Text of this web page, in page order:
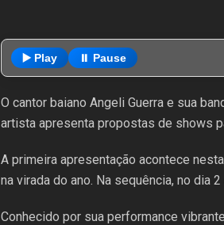
▶️ Play ⏸️ Pause
O cantor baiano Angeli Guerra e sua
artista apresenta propostas de shows
A primeira apresentação acontece
na virada do ano. Na sequência, no dia
Conhecido por sua performance